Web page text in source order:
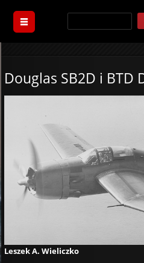
Douglas SB2D i BTD
Leszek A. Wieliczko